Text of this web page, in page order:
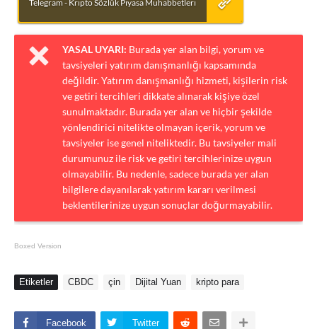
Telegram - Kripto Sözlük Piyasa Muhabbetleri
YASAL UYARI: Burada yer alan bilgi, yorum ve
tavsiyeleri yatırım danışmanlığı kapsamında
değildir. Yatırım danışmanlığı hizmeti, kişilerin risk
ve getiri tercihleri dikkate alınarak kişiye özel
sunulmaktadır. Burada yer alan ve hiçbir şekilde
yönlendirici nitelikte olmayan içerik, yorum ve
tavsiyeler ise genel niteliktedir. Bu tavsiyeler mali
durumunuz ile risk ve getiri tercihlerinize uygun
olmayabilir. Bu nedenle, sadece burada yer alan
bilgilere dayanılarak yatırım kararı verilmesi
beklentilerinize uygun sonuçlar doğurmayabilir.
Boxed Version
Etiketler CBDC çin Dijital Yuan kripto para
Facebook Twitter